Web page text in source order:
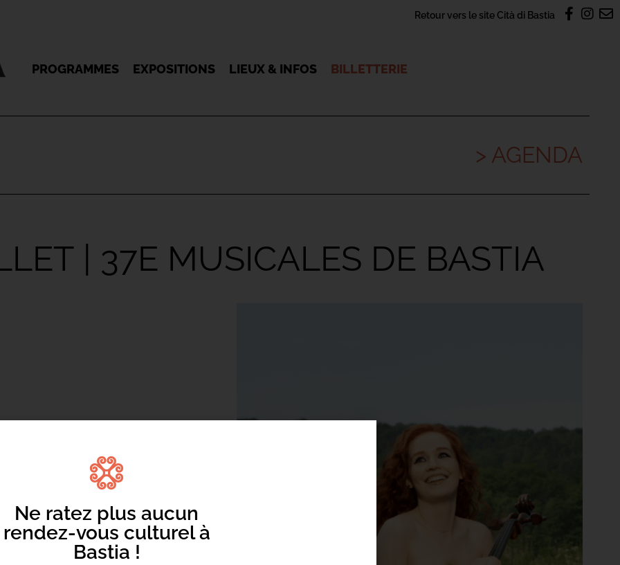
Retour vers le site Cità di Bastia
PROGRAMMES EXPOSITIONS LIEUX & INFOS BILLETTERIE
> AGENDA
| 37E MUSICALES DE BASTIA
depuis 1987 !
offrant un espace de convivialité
aura pour particularité de se
du 5 au 7 juin, à leur créneau
vous proposeront un premier week-
avec la participation de Camille &
a dû être reporté.
Ne ratez plus aucun
rendez-vous culturel à
Bastia !